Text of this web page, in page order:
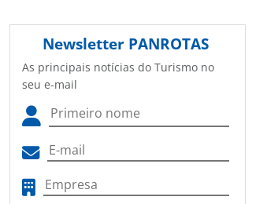
Newsletter PANROTAS
As principais notícias do Turismo no
seu e-mail